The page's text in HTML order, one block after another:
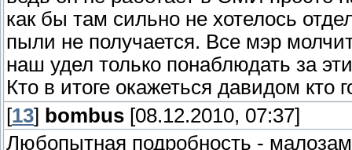
как бы там сильно не хотелось
пыли не получается. Все мэр
наш удел только понаблюдать за
Кто в итоге окажеться давидом кто
[13] bombus [08.12.2010, 07:37]
Любопытная подробность -